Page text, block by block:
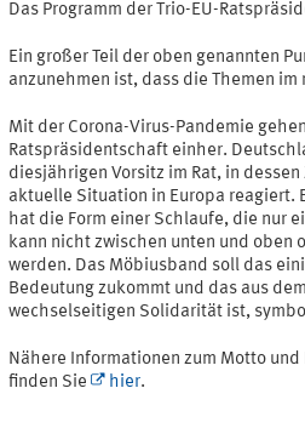
Das Programm der Trio-EU-
Ein großer Teil der oben genannten
anzunehmen ist, dass die Themen
Mit der Corona-Virus-Pandemie
Ratspräsidentschaft einher.
diesjährigen Vorsitz im Rat, in
aktuelle Situation in Europa reagiert.
hat die Form einer Schlaufe, die nur
kann nicht zwischen unten und oben
werden. Das Möbiusband soll das
Bedeutung zukommt und das aus
wechselseitigen Solidarität ist,
Nähere Informationen zum Motto
finden Sie
hier.